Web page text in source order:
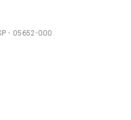
- 05652-000